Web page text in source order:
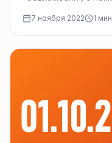
7 ноября 2022 1 мин